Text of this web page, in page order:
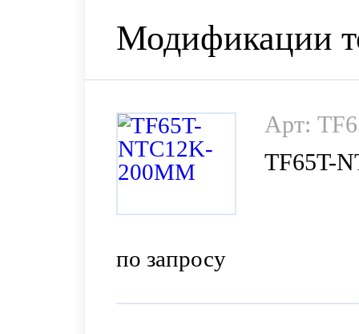
Модификации
по запросу
Арт:
TF65T-